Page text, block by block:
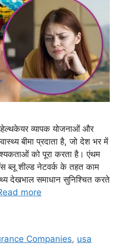
व्यापक योजनाओं और
बीमा प्रदाता है, जो देश भर में
को पूरा करता है। एंथम
ब्लू शील्ड नेटवर्क के तहत काम
देखभाल समाधान सुनिश्चित करते
more
Companies, usa